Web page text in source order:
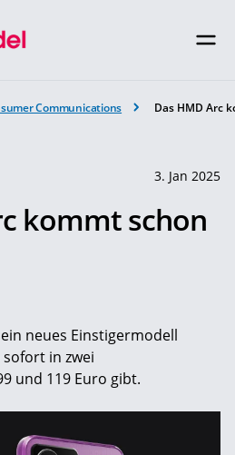
Communications Das HMD Arc
3. Jan 2025
kommt schon
neues Einstigermodell
in zwei
und 119 Euro gibt.